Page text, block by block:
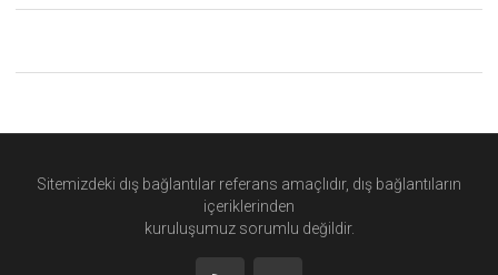
Sitemizdeki dış bağlantılar referans amaçlıdır, dış bağlantıların
içeriklerinden
kuruluşumuz sorumlu değildir.